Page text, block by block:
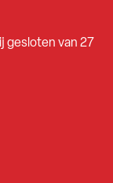
gesloten van 27